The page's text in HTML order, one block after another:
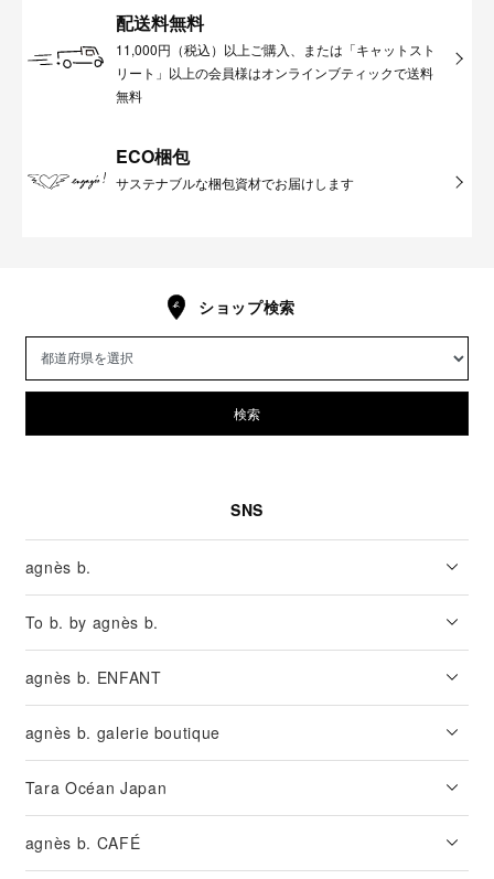
配送料無料
11,000円（税込）以上ご購入、または「キャットスト
リート」以上の会員様はオンラインブティックで送料
無料
ECO梱包
サステナブルな梱包資材でお届けします
ショップ検索
検索
SNS
agnès b.
To b. by agnès b.
agnès b. ENFANT
agnès b. galerie boutique
Tara Océan Japan
agnès b. CAFÉ